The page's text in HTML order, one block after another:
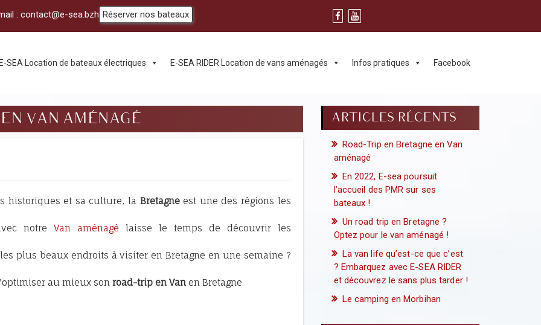
:contact@e-sea.bzh Réserver nos bateaux
SEA Location de bateaux électriques E-SEA RIDER Location de vans aménagés Infos pratiques Facebook
VAN AMÉNAGÉ
historiques et sa culture, laBretagneest une des régions les
notreVan aménagé laisse le temps de découvrir les
plus beaux endroits à visiter en Bretagne en une semaine ?
au mieux son road-trip en Van en Bretagne.
ARTICLES RÉCENTS
Road-Trip en Bretagne en Van
aménagé
En 2022, E-sea poursuit
l’accueil des PMR sur ses
bateaux !
Un road trip en Bretagne ?
Optez pour le van aménagé !
La van life qu’est-ce que c’est
? Embarquez avec E-SEA RIDER
et découvrez le sans plus tarder !
Le camping en Morbihan